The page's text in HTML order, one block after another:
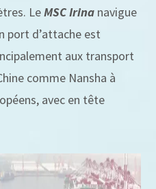
LeMSC Irina navigue
port d’attache est
aux transport
comme Nansha à
avec en tête